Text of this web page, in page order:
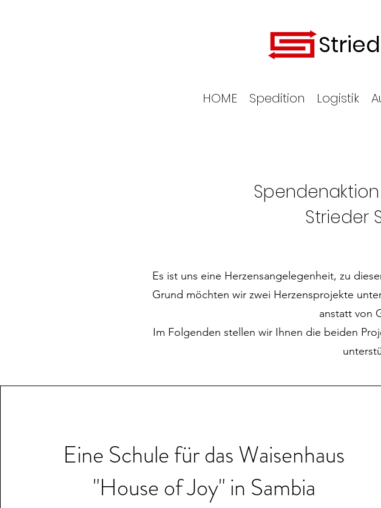
HOME Spedition Logistik
Strieder
Es ist uns eine Herzensangelegenheit, zu
Grund möchten wir zwei Herzensprojekte
anstatt von
Im Folgenden stellen wir Ihnen die beiden
Eine Schule für das Waisenhaus
"House of Joy" in Sambia